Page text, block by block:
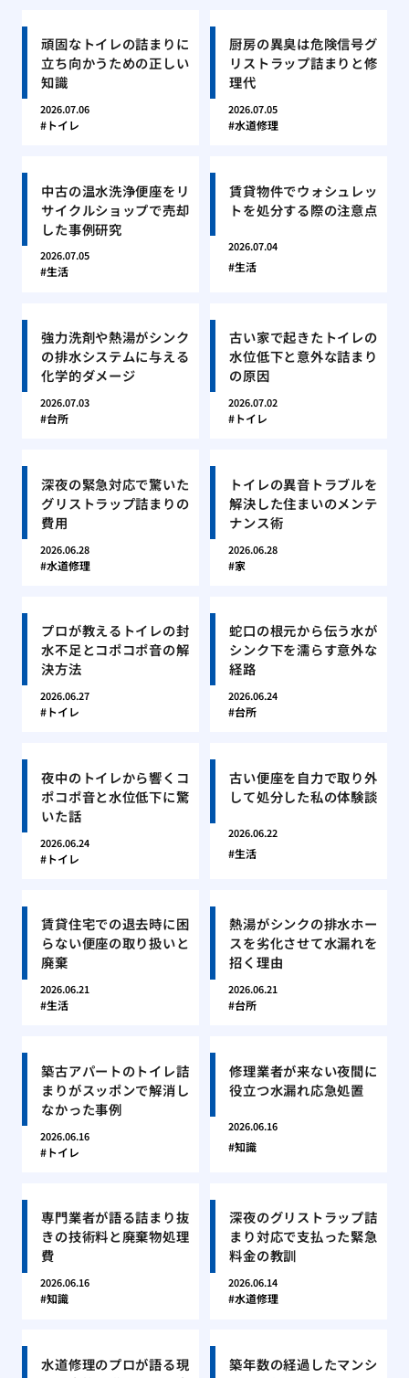
頑固なトイレの詰まりに
立ち向かうための正しい
知識
2026.07.06
トイレ
厨房の異臭は危険信号グ
リストラップ詰まりと修
理代
2026.07.05
水道修理
中古の温水洗浄便座をリ
サイクルショップで売却
した事例研究
2026.07.05
生活
賃貸物件でウォシュレッ
トを処分する際の注意点
2026.07.04
生活
強力洗剤や熱湯がシンク
の排水システムに与える
化学的ダメージ
2026.07.03
台所
古い家で起きたトイレの
水位低下と意外な詰まり
の原因
2026.07.02
トイレ
深夜の緊急対応で驚いた
グリストラップ詰まりの
費用
2026.06.28
水道修理
トイレの異音トラブルを
解決した住まいのメンテ
ナンス術
2026.06.28
家
プロが教えるトイレの封
水不足とコポコポ音の解
決方法
2026.06.27
トイレ
蛇口の根元から伝う水が
シンク下を濡らす意外な
経路
2026.06.24
台所
夜中のトイレから響くコ
ポコポ音と水位低下に驚
いた話
2026.06.24
トイレ
古い便座を自力で取り外
して処分した私の体験談
2026.06.22
生活
賃貸住宅での退去時に困
らない便座の取り扱いと
廃棄
2026.06.21
生活
熱湯がシンクの排水ホー
スを劣化させて水漏れを
招く理由
2026.06.21
台所
築古アパートのトイレ詰
まりがスッポンで解消し
なかった事例
2026.06.16
トイレ
修理業者が来ない夜間に
役立つ水漏れ応急処置
2026.06.16
知識
専門業者が語る詰まり抜
きの技術料と廃棄物処理
費
2026.06.16
知識
深夜のグリストラップ詰
まり対応で支払った緊急
料金の教訓
2026.06.14
水道修理
水道修理のプロが語る現
築年数の経過したマンシ